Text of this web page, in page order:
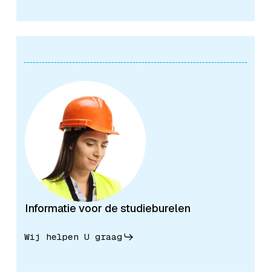
Informatie voor de studieburelen
Wij helpen U graag